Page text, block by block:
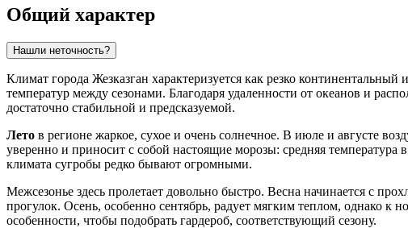
Общий характер
Нашли неточность?
Климат города Жезказган характеризуется как резко
температур между сезонами. Благодаря удаленности от океанов и
достаточно стабильной и предсказуемой.
Лето в регионе жаркое, сухое и очень солнечное. В июле и августе
уверенно и приносит с собой настоящие морозы: средняя температура
климата сугробы редко бывают огромными.
Межсезонье здесь пролетает довольно быстро. Весна начинается с
прогулок. Осень, особенно сентябрь, радует мягким теплом, однако к
особенности, чтобы подобрать гардероб, соответствующий сезону.